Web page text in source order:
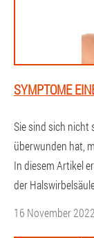
SYMPTOME
Sie sind sich nicht
überwunden hat,
In diesem Artikel
der
16 November 2022